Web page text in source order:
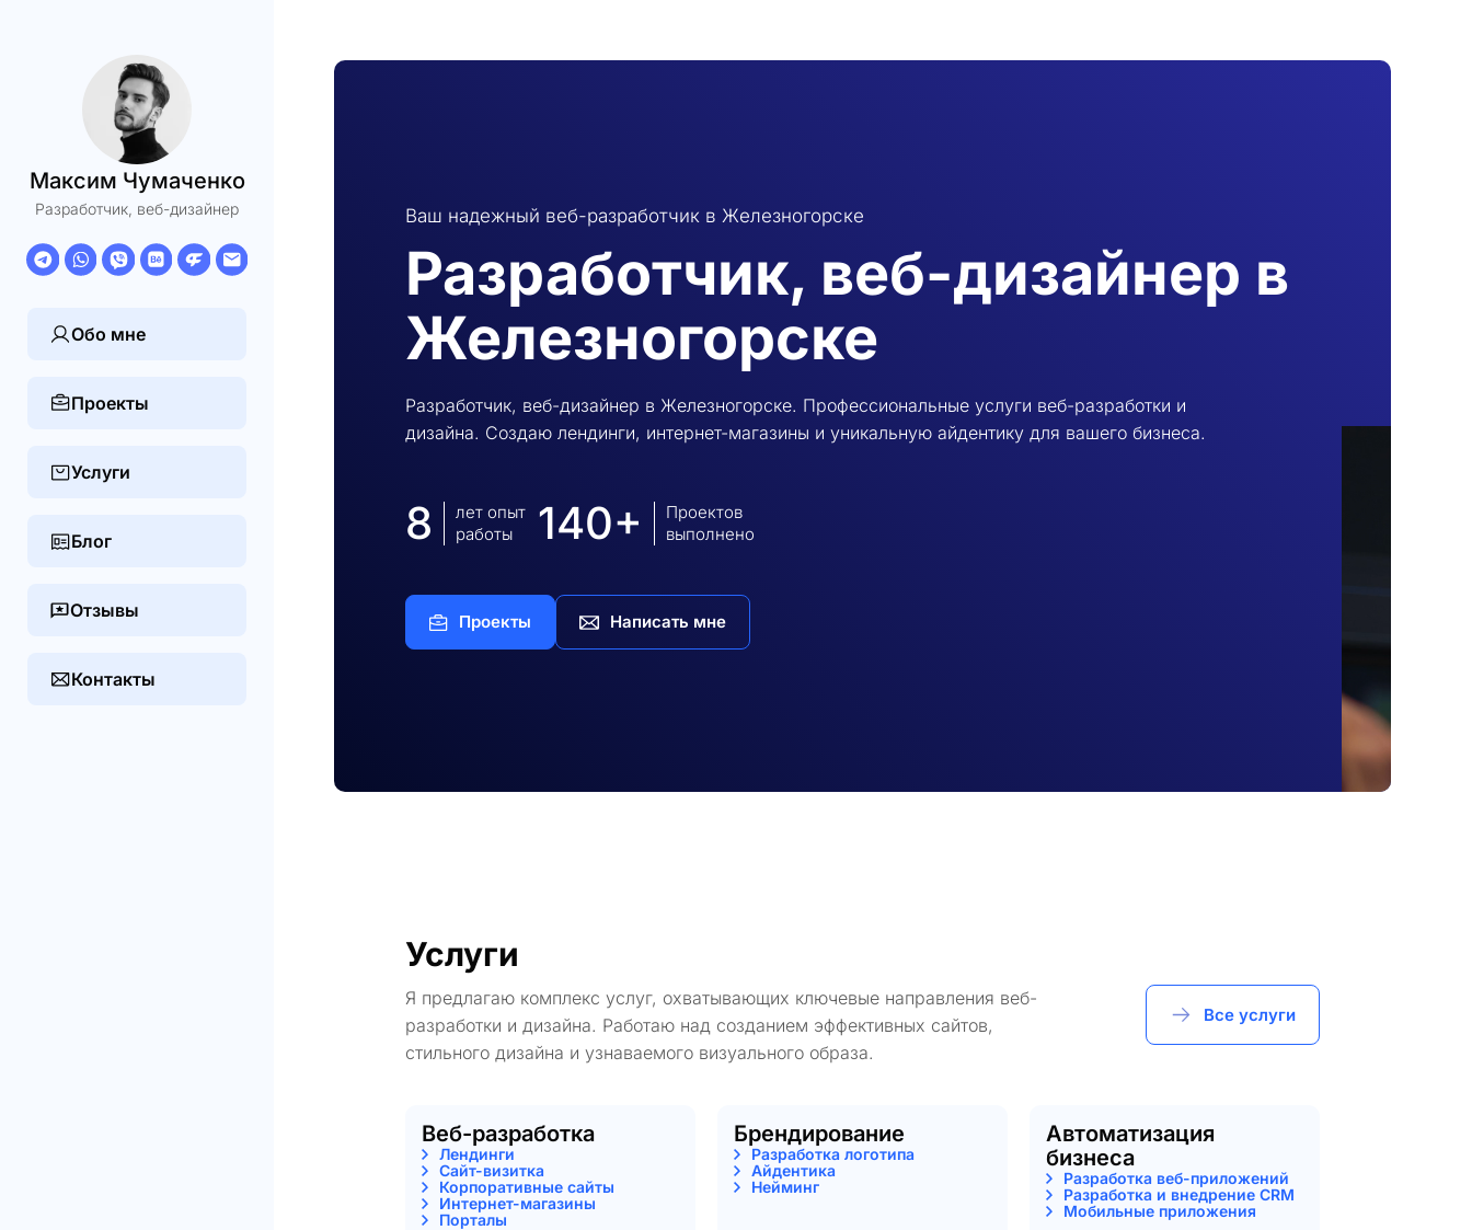
Максим Чумаченко
Разработчик, веб-дизайнер
Обо мне
Проекты
Услуги
Блог
Отзывы
Контакты
Ваш надежный веб-разработчик в Железногорске
Разработчик, веб-дизайнер в
Железногорске
Разработчик, веб-дизайнер в Железногорске. Профессиональные услуги веб-разработки и
дизайна. Создаю лендинги, интернет-магазины и уникальную айдентику для вашего бизнеса.
8
лет опыт
работы
140+
Проектов
выполнено
Проекты Написать мне
Услуги
Я предлагаю комплекс услуг, охватывающих ключевые направления веб-
разработки и дизайна. Работаю над созданием эффективных сайтов,
стильного дизайна и узнаваемого визуального образа.
Все услуги
Веб-разработка
Лендинги
Сайт-визитка
Корпоративные сайты
Интернет-магазины
Порталы
Брендирование
Разработка логотипа
Айдентика
Нейминг
Автоматизация
бизнеса
Разработка веб-приложений
Разработка и внедрение CRM
Мобильные приложения